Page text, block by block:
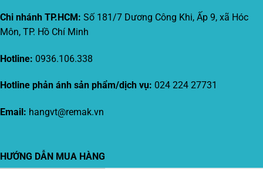
Chi nhánh TP.HCM: Số 181/7 Dương Công Khi, Ấp 9, xã Hóc
Môn, TP. Hồ Chí Minh
Hotline: 0936.106.338
Hotline phản ánh sản phẩm/dịch vụ: 024 224 27731
Email: hangvt@remak.vn
HƯỚNG DẪN MUA HÀNG